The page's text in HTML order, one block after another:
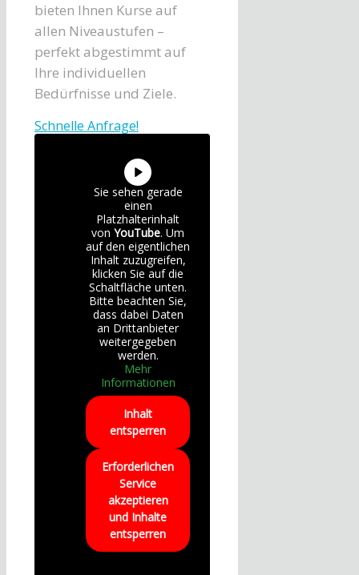
bieten Ihnen Kurse auf
allen Niveaustufen –
perfekt abgestimmt auf
Ihre individuellen
Bedürfnisse und Ziele.
Schnelle Anfrage!
Sie sehen gerade
einen
Platzhalterinhalt
von YouTube. Um
auf den eigentlichen
Inhalt zuzugreifen,
klicken Sie auf die
Schaltfläche unten.
Bitte beachten Sie,
dass dabei Daten
an Drittanbieter
weitergegeben
werden.
Mehr
Informationen
Inhalt
entsperren
Erforderlichen
Service
akzeptieren
und Inhalte
entsperren